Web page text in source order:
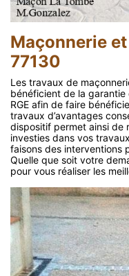
Maçonnerie
77130
Les travaux de
bénéficient de la garantie
RGE afin de faire
travaux d’avantages
dispositif permet ainsi de
investies dans vos
faisons des interventions
Quelle que soit votre
pour vous réaliser les